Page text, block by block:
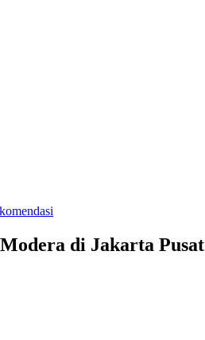
di Jakarta Pusat